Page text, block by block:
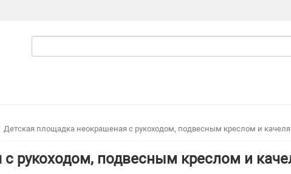
Детская площадка неокрашеная с рукоходом, подвесным креслом и
рукоходом, подвесным креслом и